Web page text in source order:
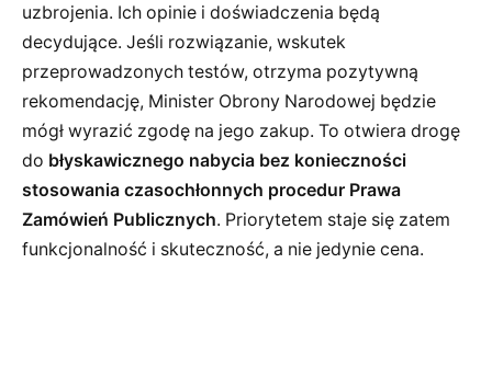
uzbrojenia. Ich opinie i doświadczenia będą
decydujące. Jeśli rozwiązanie, wskutek
przeprowadzonych testów, otrzyma pozytywną
rekomendację, Minister Obrony Narodowej będzie
mógł wyrazić zgodę na jego zakup. To otwiera drogę
do błyskawicznego nabycia bez konieczności
stosowania czasochłonnych procedur Prawa
Zamówień Publicznych. Priorytetem staje się zatem
funkcjonalność i skuteczność, a nie jedynie cena.